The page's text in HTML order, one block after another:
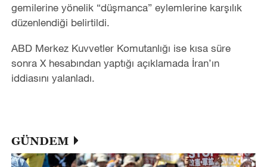
gemilerine yönelik “düşmanca” eylemlerine karşılık
düzenlendiği belirtildi.
ABD Merkez Kuvvetler Komutanlığı ise kısa süre
sonra X hesabından yaptığı açıklamada İran’ın
iddiasını yalanladı.
GÜNDEM